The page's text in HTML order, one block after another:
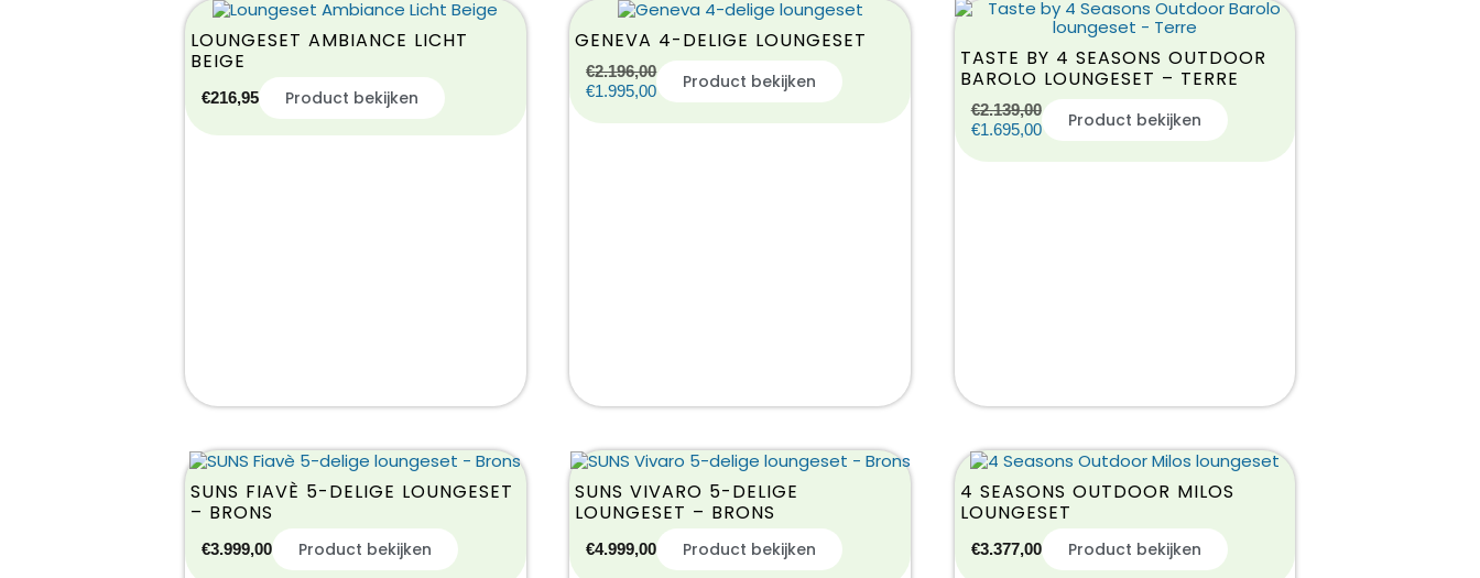
LOUNGESET AMBIANCE LICHT
BEIGE
€216,95 Product bekijken
GENEVA 4-DELIGE LOUNGESET
€2.196,00
€1.995,00 Product bekijken
TASTE BY 4 SEASONS OUTDOOR
BAROLO LOUNGESET – TERRE
€2.139,00
€1.695,00 Product bekijken
SUNS FIAVÈ 5-DELIGE LOUNGESET
– BRONS
€3.999,00 Product bekijken
SUNS VIVARO 5-DELIGE
LOUNGESET – BRONS
€4.999,00 Product bekijken
4 SEASONS OUTDOOR MILOS
LOUNGESET
€3.377,00 Product bekijken